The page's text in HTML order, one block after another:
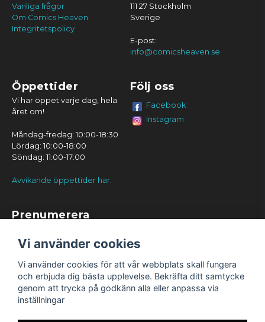
Vanliga frågor
Om Comics Heaven
Integritetspolicy
111 27 Stockholm
Sverige
E-post:
info@comicsheaven.se
Öppettider
Vi har öppet varje dag, hela
året om!
Måndag-fredag: 10:00-18:30
Lördag: 10:00-18:00
Söndag: 11:00-17:00
Avvikande öppettider här.
Följ oss
Facebook
Instagram
Prenumerera
Vi använder cookies
Vi använder cookies för att vår webbplats skall fungera
och erbjuda dig bästa upplevelse. Bekräfta ditt samtycke
genom att trycka på godkänn alla eller anpassa via
inställningar